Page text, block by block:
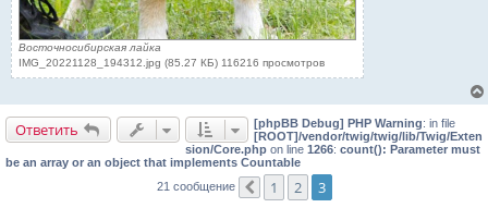
Восточносибирская лайка
IMG_20221128_194312.jpg (85.27 КБ) 116216 просмотров
Ответить [phpBB Debug] PHP Warning: in file
[ROOT]/vendor/twig/twig/lib/Twig/Exten
sion/Core.php on line 1266: count(): Parameter must
be an array or an object that implements Countable
21 сообщение
Пред.
1 2 3